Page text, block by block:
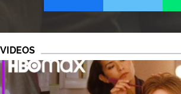
VIDEOS